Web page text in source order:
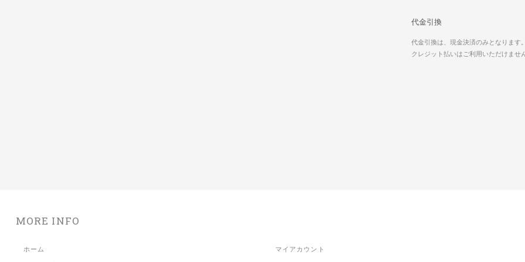
代金引換
代金引換は、現金決済のみとなります
クレジット払いはご利用いただけませ
MORE INFO
ホーム マイアカウント